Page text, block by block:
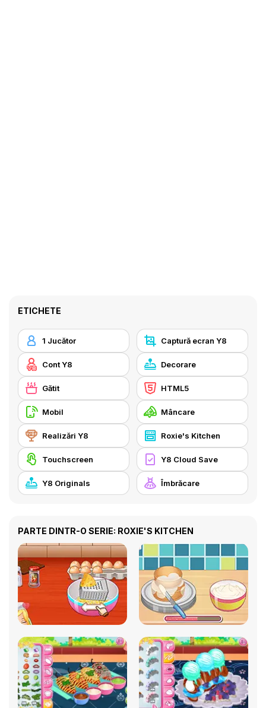
ETICHETE
1 Jucător Captură ecran Y8
Cont Y8 Decorare
Gătit HTML5
Mobil Mâncare
Realizări Y8 Roxie's Kitchen
Touchscreen Y8 Cloud Save
Y8 Originals Îmbrăcare
PARTE DINTR-O SERIE: ROXIE'S KITCHEN